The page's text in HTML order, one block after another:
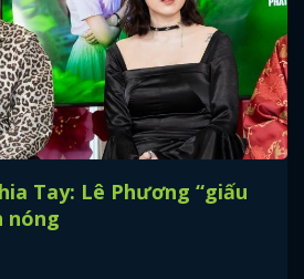
Tay: Lê Phương “giấu
nóng